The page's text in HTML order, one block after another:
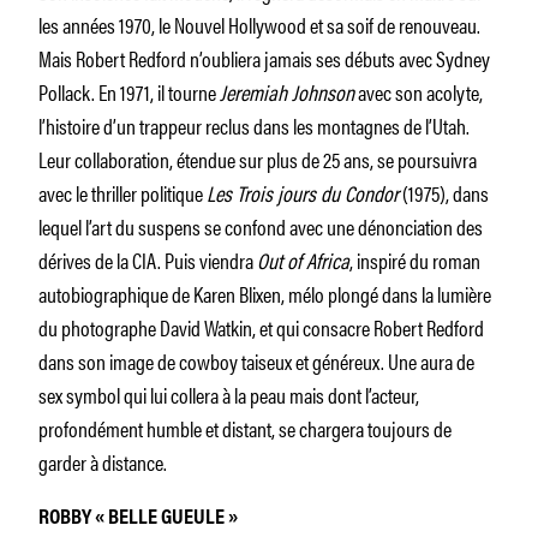
les années 1970, le Nouvel Hollywood et sa soif de renouveau.
Mais Robert Redford n’oubliera jamais ses débuts avec Sydney
Pollack. En 1971, il tourneJeremiah Johnsonavec son acolyte,
l’histoire d’un trappeur reclus dans les montagnes de l’Utah.
Leur collaboration, étendue sur plus de 25 ans, se poursuivra
avec le thriller politiqueLes Trois jours du Condor(1975), dans
lequel l’art du suspens se confond avec une dénonciation des
dérives de la CIA. Puis viendraOut of Africa, inspiré du roman
autobiographique de Karen Blixen, mélo plongé dans la lumière
du photographe David Watkin, et qui consacre Robert Redford
dans son image de cowboy taiseux et généreux. Une aura de
sex symbol qui lui collera à la peau mais dont l’acteur,
profondément humble et distant, se chargera toujours de
garder à distance.
ROBBY « BELLE GUEULE »